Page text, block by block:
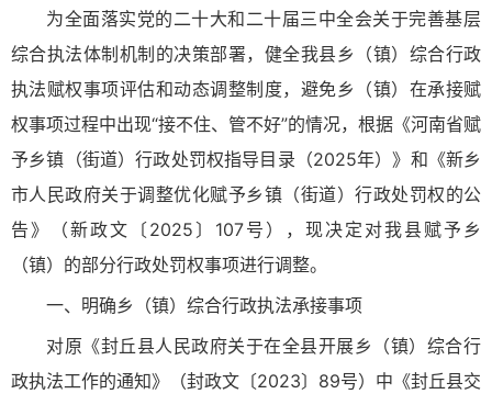
为全面落实党的二十大和二十届三中全会关于完善基层
综合执法体制机制的决策部署，健全我县乡（镇）综合行政
执法赋权事项评估和动态调整制度，避免乡（镇）在承接赋
权事项过程中出现“接不住、管不好”的情况，根据《河南省赋
予乡镇（街道）行政处罚权指导目录（2025年）》和《新乡
市人民政府关于调整优化赋予乡镇（街道）行政处罚权的公
告》（新政文〔2025〕107号），现决定对我县赋予乡
（镇）的部分行政处罚权事项进行调整。
一、明确乡（镇）综合行政执法承接事项
对原《封丘县人民政府关于在全县开展乡（镇）综合行
政执法工作的通知》（封政文〔2023〕89号）中《封丘县交